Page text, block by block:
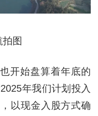
图
始盘算着年底的
年我们计划投入
以现金入股方式确